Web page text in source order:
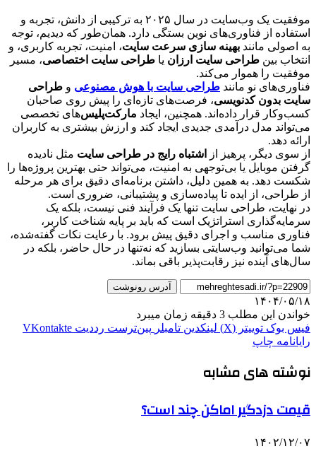
موفقیت یک وب‌سایت در سال ۲۰۲۵ به ترکیبی از دانش، تجربه و
استفاده از فناوری‌های نوین بستگی دارد. همان‌طور که دیدیم، توجه
به اصولی مانند بهینه‌ سازی سرعت سایت، امنیت، تجربه کاربری، و
انتخاب بین طراحی سایت ارزان یا طراحی سایت اختصاصی، مسیر
موفقیت را هموار می‌کند.
فناوری‌های نو مانند طراحی سایت با هوش مصنوعی و طراحی
سایت بدون کدنویسی، فرصت‌های تازه‌ای را پیش روی صاحبان
کسب‌وکار قرار داده‌اند. همچنین، ایجاد مارکت‌پلیس‌های تخصصی
می‌تواند مدل درآمدی جدیدی ایجاد کند و ارزش بیشتری به کاربران
ارائه دهد.
از سوی دیگر، پرهیز از
اشتباه رایج در طراحی سایت مثل نادیده
گرفتن موبایل یا بی‌توجهی به امنیت، می‌تواند حتی بهترین پروژه‌ها را
شکست دهد. به همین دلیل، داشتن برنامه‌ای دقیق برای هر مرحله
از طراحی، از ایده تا پیاده‌سازی و پشتیبانی، ضروری است.
در نهایت، طراحی سایت تنها یک فرآیند فنی نیست، بلکه یک
سرمایه‌گذاری استراتژیک است که باید بر پایه شناخت کاربر،
فناوری مناسب و اجرای دقیق پیش برود. با رعایت نکات گفته‌شده،
شما می‌توانید وب‌سایتی بسازید که نه‌تنها در حال حاضر، بلکه در
سال‌های آینده نیز رقابت‌پذیر باقی بماند.
آدرس رونوشت
۱۴۰۴/۰۵/۱۸
خواندن این مطلب 3 دقیقه زمان میبرد
فیس بوک توییتر (X) لینکدین ‫تامبلر ‫پین‌ترست ‫رددیت ‫VKontakte
رایانامه چاپ
نوشته های مشابه
قیمت دزدگیر اماکن چند است؟
۱۴۰۲/۱۲/۰۷